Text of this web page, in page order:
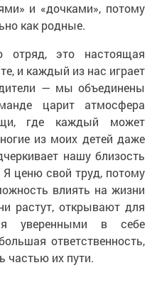
и «дочками», потому
как родные.
это настоящая
и каждый из нас играет
— мы объединены
царит атмосфера
где каждый может
из моих детей даже
нашу близость
ценю свой труд, потому
влиять на жизни
растут, открывают для
уверенными в себе
ответственность,
частью их пути.